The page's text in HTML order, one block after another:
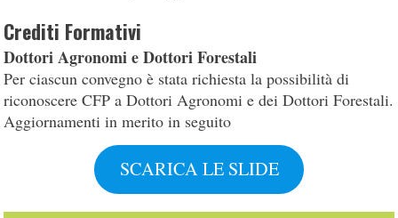
Crediti Formativi
Dottori Agronomi e Dottori Forestali
Per ciascun convegno è stata richiesta la possibilità di
riconoscere CFP a Dottori Agronomi e dei Dottori Forestali.
Aggiornamenti in merito in seguito
SCARICA LE SLIDE